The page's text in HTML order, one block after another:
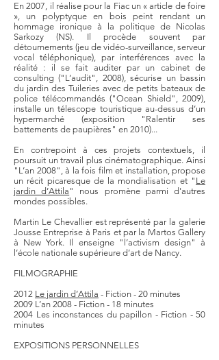
En 2007, il réalise pour la Fiac un « article de foire
», un polyptyque en bois peint rendant un
hommage ironique à la politique de Nicolas
Sarkozy (NS). Il procède souvent par
détournements (jeu de vidéo-surveillance, serveur
vocal téléphonique), par interférences avec la
réalité : il se fait auditer par un cabinet de
consulting ("L’audit", 2008), sécurise un bassin
du jardin des Tuileries avec de petits bateaux de
police télécommandés ("Ocean Shield", 2009),
installe un télescope touristique au-dessus d’un
hypermarché (exposition "Ralentir ses
battements de paupières" en 2010)...
En contrepoint à ces projets contextuels, il
poursuit un travail plus cinématographique. Ainsi
"L’an 2008", à la fois film et installation, propose
un récit picaresque de la mondialisation et " Le
jardin d’Attila " nous promène parmi d'autres
mondes possibles.
Martin Le Chevallier est représenté par la galerie
Jousse Entreprise à Paris et par la Martos Gallery
à New York. Il enseigne "l’activism design" à
l’école nationale supérieure d’art de Nancy.
FILMOGRAPHIE
2012 Le jardin d’Attila - Fiction - 20 minutes
2009 L’an 2008 - Fiction - 18 minutes
2004 Les inconstances du papillon - Fiction - 50
minutes
EXPOSITIONS PERSONNELLES